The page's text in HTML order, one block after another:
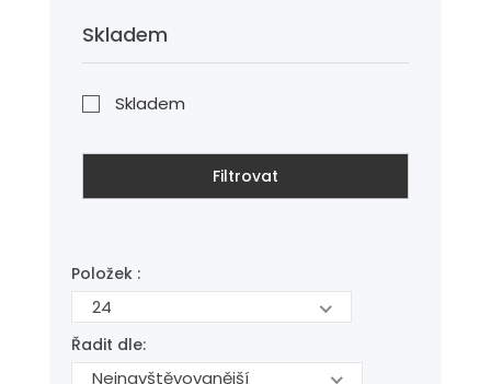
Skladem
Skladem
Filtrovat
Položek :
24
Řadit dle:
Nejnavštěvovanější